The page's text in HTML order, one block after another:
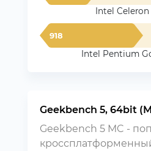
Intel
918
Intel Pentium
Geekbench 5, 64bit
Geekbench 5 MC -